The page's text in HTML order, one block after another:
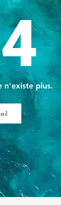
n'existe plus.